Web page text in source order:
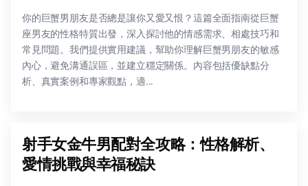
你的巨蟹男朋友是否總是讓你又愛又恨？這篇全面指南從巨蟹
座男友的性格特質出發，深入探討他的情感需求、相處技巧和
常見問題。我們提供實用建議，幫助你理解巨蟹男朋友的敏感
內心，避免溝通誤區，並建立穩定關係。內容包括優缺點分
析、真實案例和專家觀點，適...
射手女金牛男配對全攻略：性格解析、
愛情挑戰與幸福秘訣